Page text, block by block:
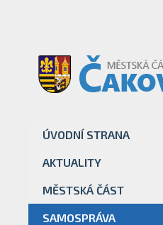
ÚVODNÍ STRANA
AKTUALITY
MĚSTSKÁ ČÁST
SAMOSPRÁVA